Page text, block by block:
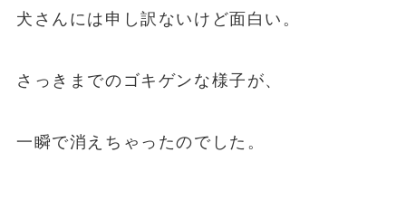
犬さんには申し訳ないけど面白い。
さっきまでのゴキゲンな様子が、
一瞬で消えちゃったのでした。